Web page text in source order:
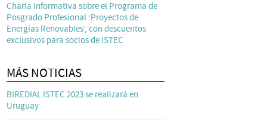
Charla informativa sobre el Programa de
Posgrado Profesional ‘Proyectos de
Energías Renovables’, con descuentos
exclusivos para socios de ISTEC
MÁS NOTICIAS
BIREDIAL ISTEC 2023 se realizará en
Uruguay